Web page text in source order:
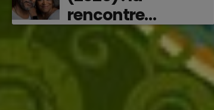
rencontre
vibrante entre
Victor O et
Jocelyne Béroard